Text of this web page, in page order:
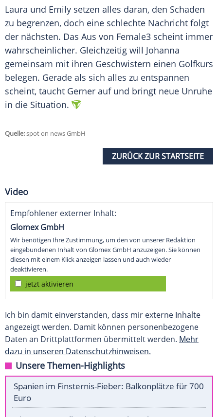
Laura und Emily setzen alles daran, den Schaden
zu begrenzen, doch eine schlechte Nachricht folgt
der nächsten. Das Aus von Female3 scheint immer
wahrscheinlicher. Gleichzeitig will Johanna
gemeinsam mit ihren Geschwistern einen Golfkurs
belegen. Gerade als sich alles zu entspannen
scheint, taucht Gerner auf und bringt neue Unruhe
in die Situation.
Quelle:spot on news GmbH
ZURÜCK ZUR STARTSEITE
Video
Empfohlener externer Inhalt:
Glomex GmbH
Wir benötigen Ihre Zustimmung, um den von unserer Redaktion
eingebundenen Inhalt von Glomex GmbH anzuzeigen. Sie können
diesen mit einem Klick anzeigen lassen und auch wieder
deaktivieren.
jetzt aktivieren
Ich bin damit einverstanden, dass mir externe Inhalte
angezeigt werden. Damit können personenbezogene
Daten an Drittplattformen übermittelt werden. Mehr
dazu in unseren Datenschutzhinweisen.
Unsere Themen-Highlights
Spanien im Finsternis-Fieber: Balkonplätze für 700
Euro